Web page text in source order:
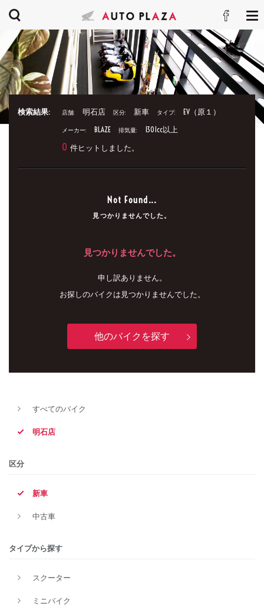
検索結果: 店舗: 明石店 区分: 新車 タイプ: EV（原１）
メーカー: BLAZE 排気量: 1301cc以上
0 件ヒットしました。
Not Found...
見つかりませんでした。
見つかりませんでした。
申し訳ありません。
お探しのバイクは見つかりませんでした。
他のバイクを探す
すべてのバイク
明石店
区分
新車
中古車
タイプから探す
スクーター
ミニバイク
新車
タイプ
価格